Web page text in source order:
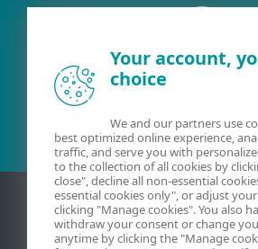
Eksisterende
Your account,
choice
We and our partners use
best optimized online experience,
traffic, and serve you with
to the collection of all cookies by
close", decline all non-essential
essential cookies only", or adjust
clicking "Manage cookies". You also
withdraw your consent or change
anytime by clicking the "Manage